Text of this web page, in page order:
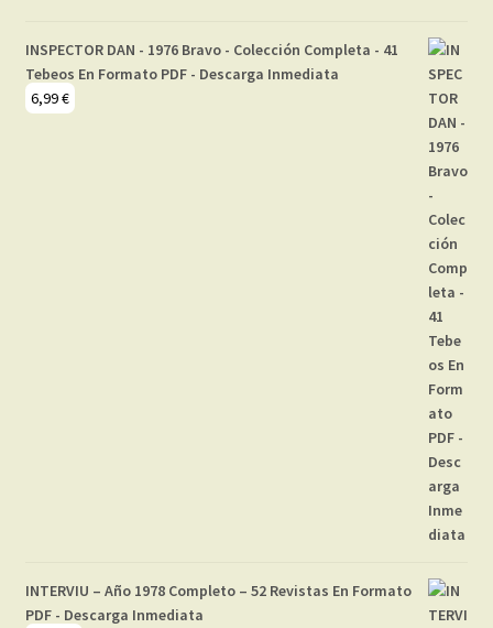
INSPECTOR DAN - 1976 Bravo - Colección Completa - 41
Tebeos En Formato PDF - Descarga Inmediata
6,99€
INTERVIU – Año 1978 Completo – 52 Revistas En Formato
PDF - Descarga Inmediata